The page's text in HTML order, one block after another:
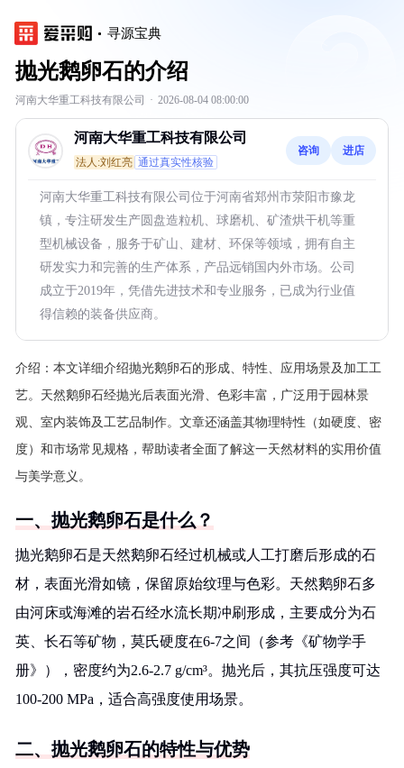
寻源宝典
抛光鹅卵石的介绍
河南大华重工科技有限公司 · 2026-08-04 08:00:00
河南大华重工科技有限公司
法人:刘红亮 通过真实性核验
咨询 进店
河南大华重工科技有限公司位于河南省郑州市荥阳市豫龙
镇，专注研发生产圆盘造粒机、球磨机、矿渣烘干机等重
型机械设备，服务于矿山、建材、环保等领域，拥有自主
研发实力和完善的生产体系，产品远销国内外市场。公司
成立于2019年，凭借先进技术和专业服务，已成为行业值
得信赖的装备供应商。
介绍： 本文详细介绍抛光鹅卵石的形成、特性、应用场景及加工工
艺。天然鹅卵石经抛光后表面光滑、色彩丰富，广泛用于园林景
观、室内装饰及工艺品制作。文章还涵盖其物理特性（如硬度、密
度）和市场常见规格，帮助读者全面了解这一天然材料的实用价值
与美学意义。
一、抛光鹅卵石是什么？
抛光鹅卵石是天然鹅卵石经过机械或人工打磨后形成的石
材，表面光滑如镜，保留原始纹理与色彩。天然鹅卵石多
由河床或海滩的岩石经水流长期冲刷形成，主要成分为石
英、长石等矿物，莫氏硬度在6-7之间（参考《矿物学手
册》），密度约为2.6-2.7 g/cm³。抛光后，其抗压强度可达
100-200 MPa，适合高强度使用场景。
二、抛光鹅卵石的特性与优势